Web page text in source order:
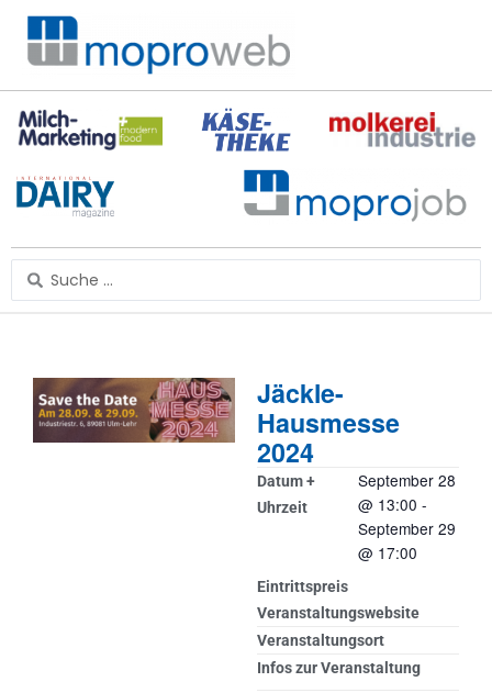
Zum
Inhalt
springen
Search
...
Jäckle-
Hausmesse
2024
Datum +
Uhrzeit
September 28
@ 13:00 -
September 29
@ 17:00
Eintrittspreis
Veranstaltungswebsite
Veranstaltungsort
Infos zur Veranstaltung